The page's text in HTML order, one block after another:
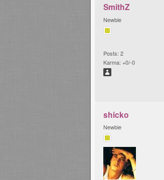
SmithZ
Newbie
Posts: 2
Karma: +0/-0
shicko
Newbie